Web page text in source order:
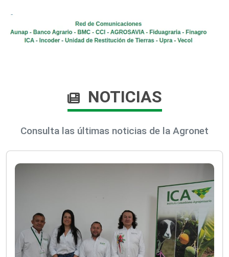
NOTICIAS
Consulta las últimas noticias de la Agronet